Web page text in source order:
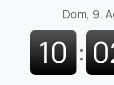
Dom, 9.
10 :